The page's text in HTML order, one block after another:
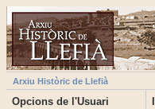
Arxiu Històric de Llefià
Opcions de l'Usuari